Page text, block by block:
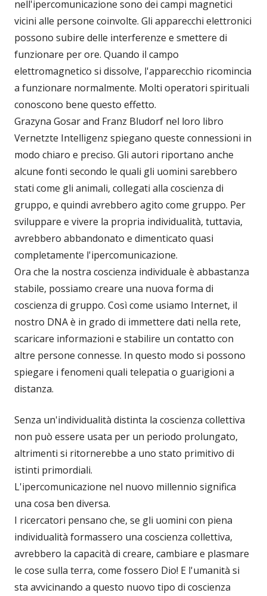
nell'ipercomunicazione sono dei campi magnetici
vicini alle persone coinvolte. Gli apparecchi elettronici
possono subire delle interferenze e smettere di
funzionare per ore. Quando il campo
elettromagnetico si dissolve, l'apparecchio ricomincia
a funzionare normalmente. Molti operatori spirituali
conoscono bene questo effetto.
Grazyna Gosar and Franz Bludorf nel loro libro
Vernetzte Intelligenz spiegano queste connessioni in
modo chiaro e preciso. Gli autori riportano anche
alcune fonti secondo le quali gli uomini sarebbero
stati come gli animali, collegati alla coscienza di
gruppo, e quindi avrebbero agito come gruppo. Per
sviluppare e vivere la propria individualità, tuttavia,
avrebbero abbandonato e dimenticato quasi
completamente l'ipercomunicazione.
Ora che la nostra coscienza individuale è abbastanza
stabile, possiamo creare una nuova forma di
coscienza di gruppo. Così come usiamo Internet, il
nostro DNA è in grado di immettere dati nella rete,
scaricare informazioni e stabilire un contatto con
altre persone connesse. In questo modo si possono
spiegare i fenomeni quali telepatia o guarigioni a
distanza.
Senza un'individualità distinta la coscienza collettiva
non può essere usata per un periodo prolungato,
altrimenti si ritornerebbe a uno stato primitivo di
istinti primordiali.
L'ipercomunicazione nel nuovo millennio significa
una cosa ben diversa.
I ricercatori pensano che, se gli uomini con piena
individualità formassero una coscienza collettiva,
avrebbero la capacità di creare, cambiare e plasmare
le cose sulla terra, come fossero Dio! E l'umanità si
sta avvicinando a questo nuovo tipo di coscienza